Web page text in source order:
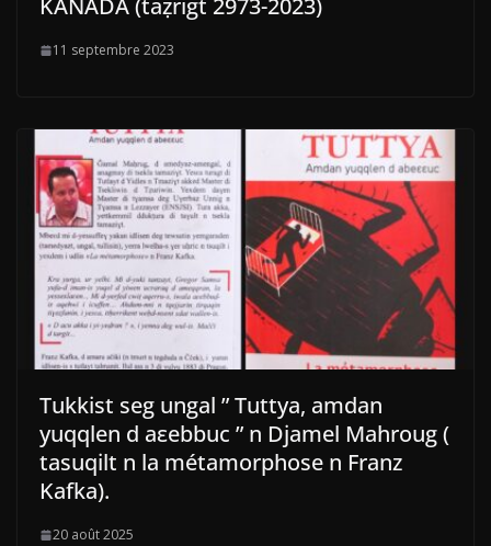
KANADA (taẓrigt 2973-2023)
11 septembre 2023
Tukkist seg ungal ” Tuttya, amdan
yuqqlen d aεebbuc ” n Djamel Mahroug (
tasuqilt n la métamorphose n Franz
Kafka).
20 août 2025